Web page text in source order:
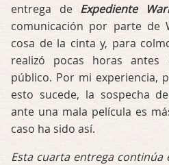
entrega de Expediente
comunicación por parte de
cosa de la cinta y, para
realizó pocas horas
público. Por mi experiencia,
esto sucede, la sospecha
ante una mala película es
caso ha sido así.
Esta cuarta entrega continúa